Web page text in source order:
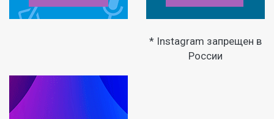
* Instagram запрещен в
России